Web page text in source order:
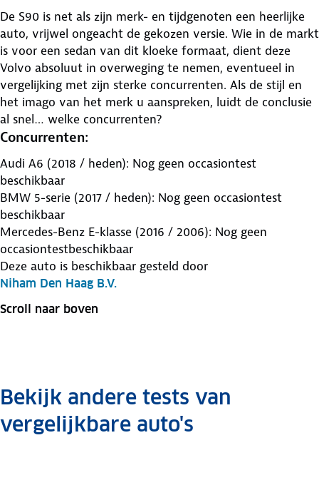
De S90 is net als zijn merk- en tijdgenoten een heerlijke
auto, vrijwel ongeacht de gekozen versie. Wie in de markt
is voor een sedan van dit kloeke formaat, dient deze
Volvo absoluut in overweging te nemen, eventueel in
vergelijking met zijn sterke concurrenten. Als de stijl en
het imago van het merk u aanspreken, luidt de conclusie
al snel… welke concurrenten?
Concurrenten:
Audi A6 (2018 / heden): Nog geen occasiontest
beschikbaar
BMW 5-serie (2017 / heden): Nog geen occasiontest
beschikbaar
Mercedes-Benz E-klasse (2016 / 2006): Nog geen
occasiontestbeschikbaar
Deze auto is beschikbaar gesteld door
Niham Den Haag B.V.
Scroll naar boven
Bekijk andere tests van
vergelijkbare auto's